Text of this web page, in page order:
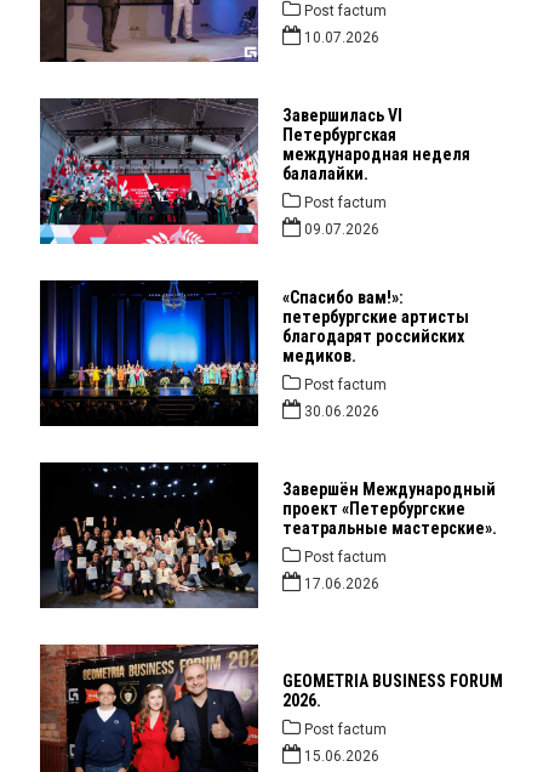
Post factum
10.07.2026
Завершилась VI
Петербургская
международная неделя
балалайки.
Post factum
09.07.2026
«Спасибо вам!»:
петербургские артисты
благодарят российских
медиков.
Post factum
30.06.2026
Завершён Международный
проект «Петербургские
театральные мастерские».
Post factum
17.06.2026
GEOMETRIA BUSINESS FORUM
2026.
Post factum
15.06.2026